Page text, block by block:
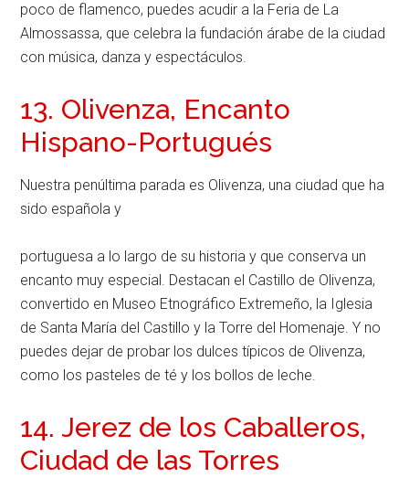
poco de flamenco, puedes acudir a la Feria de La
Almossassa, que celebra la fundación árabe de la ciudad
con música, danza y espectáculos.
13. Olivenza, Encanto
Hispano-Portugués
Nuestra penúltima parada es Olivenza, una ciudad que ha
sido española y
portuguesa a lo largo de su historia y que conserva un
encanto muy especial. Destacan el Castillo de Olivenza,
convertido en Museo Etnográfico Extremeño, la Iglesia
de Santa María del Castillo y la Torre del Homenaje. Y no
puedes dejar de probar los dulces típicos de Olivenza,
como los pasteles de té y los bollos de leche.
14. Jerez de los Caballeros,
Ciudad de las Torres